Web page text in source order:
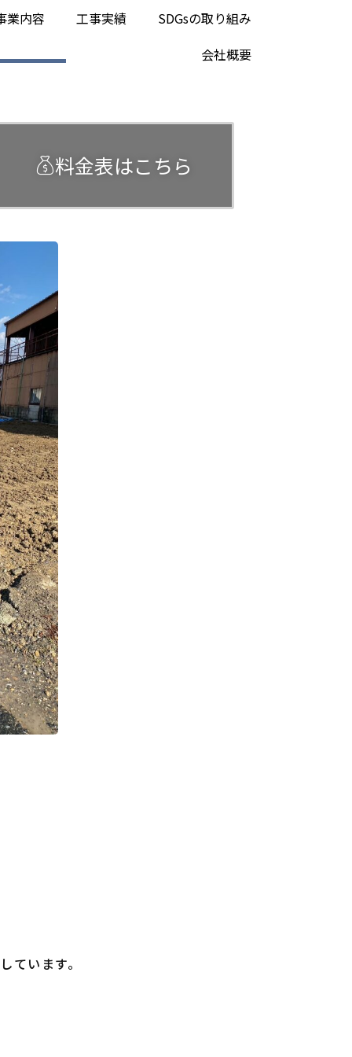
料金表はこちら
業内容 工事実績
SDGsの取り組み
会社概要
います。